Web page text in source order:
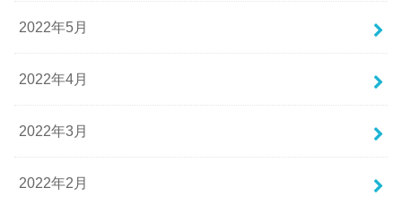
2022年5月
2022年4月
2022年3月
2022年2月